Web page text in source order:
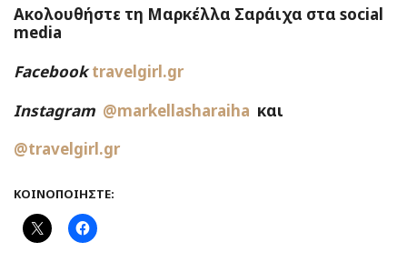
Ακολουθήστε τη Μαρκέλλα Σαράιχα στα social
media
Facebook travelgirl.gr
Instagram @markellasharaiha και
@travelgirl.gr
ΚΟΙΝΟΠΟΙΉΣΤΕ: